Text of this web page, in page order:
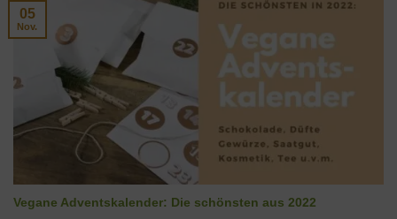
Vegane Adventskalender: Die schönsten aus 2022
05
Nov.